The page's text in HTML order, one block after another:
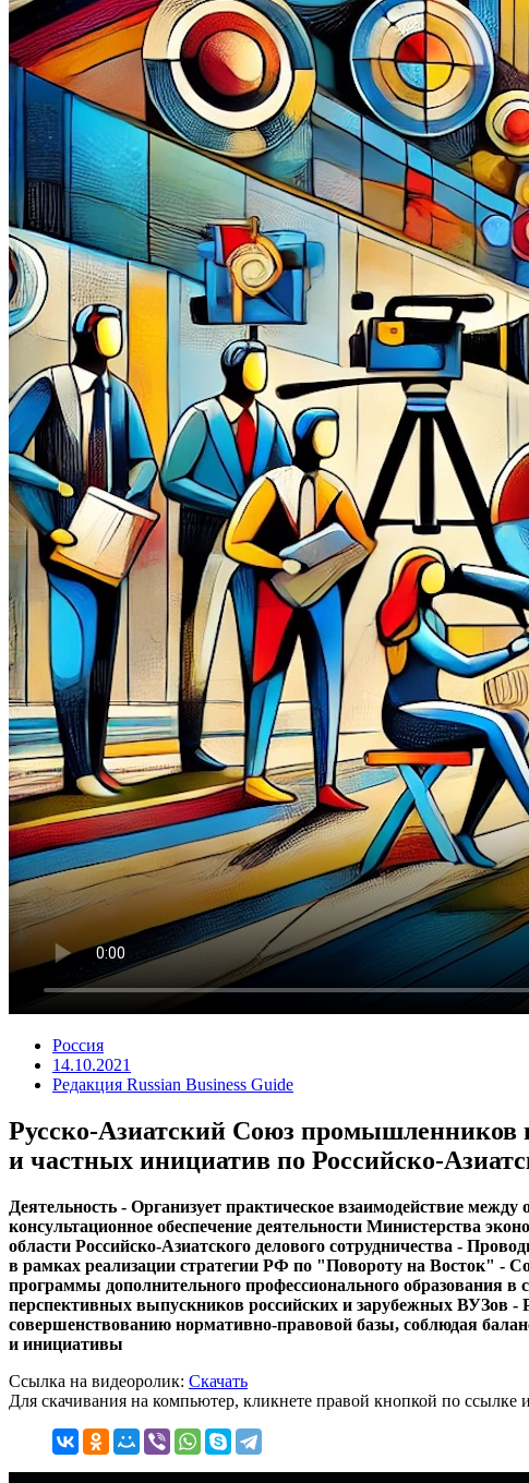
Россия
14.10.2021
Редакция Russian Business Guide
Русско-Азиатский Союз промышленников
и частных инициатив по Российско-
Деятельность - Организует практическое взаимодействие
консультационное обеспечение деятельности Министерства
области Российско-Азиатского делового сотрудничества -
в рамках реализации стратегии РФ по "Повороту на Восток" -
программы дополнительного профессионального образования в
перспективных выпускников российских и зарубежных ВУЗов -
совершенствованию нормативно-правовой базы, соблюдая
и инициативы
Ссылка на видеоролик: Скачать
Для скачивания на компьютер, кликнете правой кнопкой по